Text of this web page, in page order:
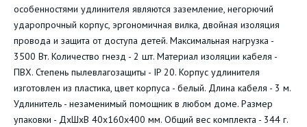
особенностями удлинителя являются заземление, негорючий
ударопрочный корпус, эргономичная вилка, двойная изоляция
провода и защита от доступа детей. Максимальная нагрузка -
3500 Вт. Количество гнезд - 2 шт. Материал изоляции кабеля -
ПВХ. Степень пылевлагозащиты - IP 20. Корпус удлинителя
изготовлен из пластика, цвет корпуса - белый. Длина кабеля - 3 м.
Удлинитель - незаменимый помощник в любом доме. Размер
упаковки - ДхШхВ 40х160х400 мм. Общий вес комплекта - 344 г.